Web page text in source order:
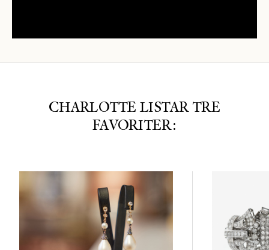
CHARLOTTE LISTAR TRE
FAVORITER: